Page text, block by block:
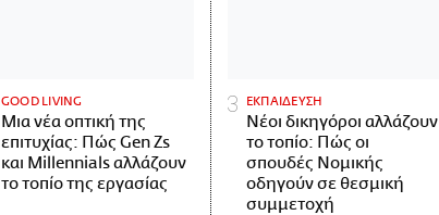
GOOD LIVING
Μια νέα οπτική της
επιτυχίας: Πώς Gen Zs
και Millennials αλλάζουν
το τοπίο της εργασίας
ΕΚΠΑΙΔΕΥΣΗ
Νέοι δικηγόροι αλλάζουν
το τοπίο: Πώς οι
σπουδές Νομικής
οδηγούν σε θεσμική
συμμετοχή